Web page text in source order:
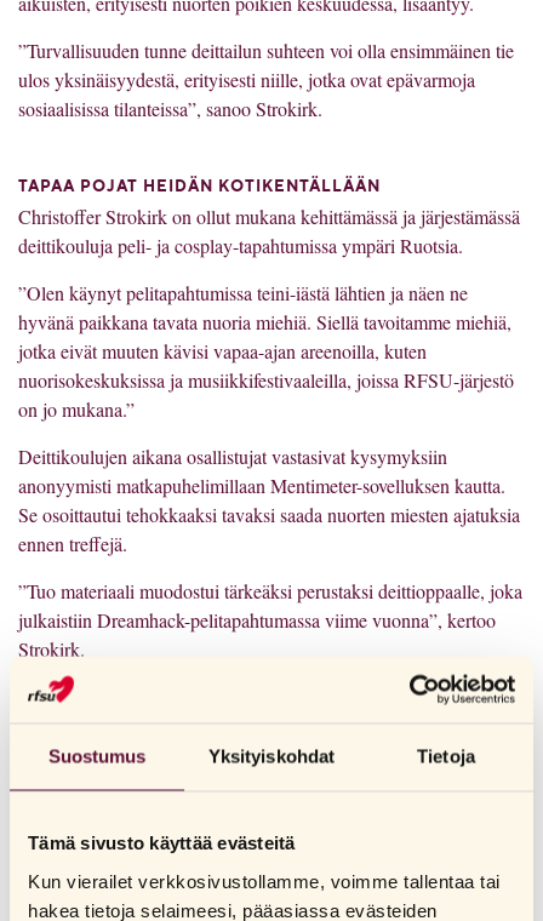
Suostumus Yksityiskohdat Tietoja
Tämä sivusto käyttää evästeitä
Kun vierailet verkkosivustollamme, voimme tallentaa tai
hakea tietoja selaimeesi, pääasiassa evästeiden
”Turvallisuuden tunne deittailun suhteen voi olla ensimmäinen tie
ulos yksinäisyydestä, erityisesti niille, jotka ovat epävarmoja
sosiaalisissa tilanteissa”, sanoo Strokirk.
TAPAA POJAT HEIDÄN KOTIKENTÄLLÄÄN
Christoffer Strokirk on ollut mukana kehittämässä ja järjestämässä
deittikouluja peli- ja cosplay-tapahtumissa ympäri Ruotsia.
”Olen käynyt pelitapahtumissa teini-iästä lähtien ja näen ne
hyvänä paikkana tavata nuoria miehiä. Siellä tavoitamme miehiä,
jotka eivät muuten kävisi vapaa-ajan areenoilla, kuten
nuorisokeskuksissa ja musiikkifestivaaleilla, joissa RFSU-järjestö
on jo mukana.”
Deittikoulujen aikana osallistujat vastasivat kysymyksiin
anonyymisti matkapuhelimillaan Mentimeter-sovelluksen kautta.
Se osoittautui tehokkaaksi tavaksi saada nuorten miesten ajatuksia
ennen treffejä.
”Tuo materiaali muodostui tärkeäksi perustaksi deittioppaalle, joka
julkaistiin Dreamhack-pelitapahtumassa viime vuonna”, kertoo
Strokirk.
Lataa deittailuopas täältä.